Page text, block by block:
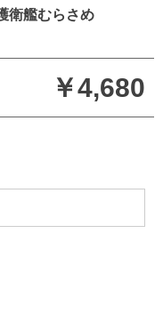
衛艦むらさめ
￥4,680